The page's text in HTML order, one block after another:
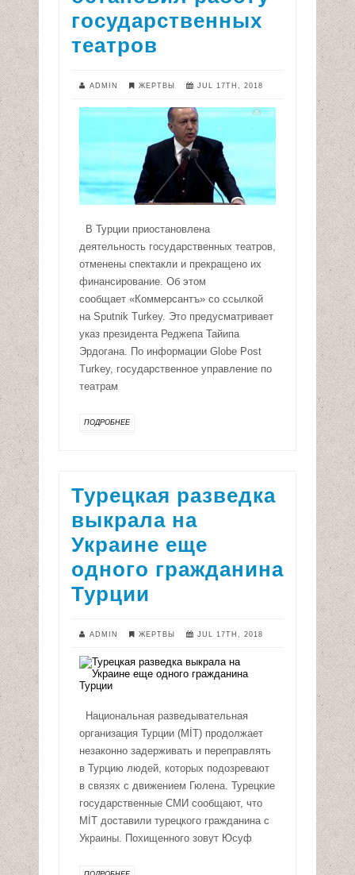
государственных
театров
ADMIN ЖЕРТВЫ JUL 17TH, 2018
В Турции приостановлена
деятельность государственных театров,
отменены спектакли и прекращено их
финансирование. Об этом
сообщает «Коммерсантъ» со ссылкой
на Sputnik Turkey. Это предусматривает
указ президента Реджепа Тайипа
Эрдогана. По информации Globe Post
Turkey, государственное управление по
театрам
ПОДРОБНЕЕ
Турецкая разведка
выкрала на
Украине еще
одного гражданина
Турции
ADMIN ЖЕРТВЫ JUL 17TH, 2018
Национальная разведывательная
организация Турции (MİT) продолжает
незаконно задерживать и переправлять
в Турцию людей, которых подозревают
в связях с движением Гюлена. Турецкие
государственные СМИ сообщают, что
MİT доставили турецкого гражданина с
Украины. Похищенного зовут Юсуф